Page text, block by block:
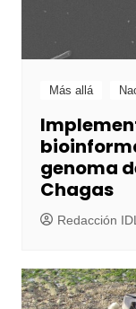
Más allá
genoma
Chagas
Redacción IDL